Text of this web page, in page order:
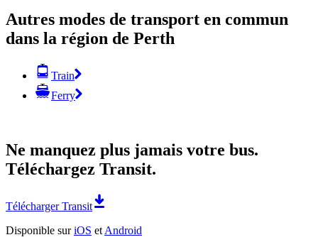
Autres modes de transport en commun
dans la région de Perth
Train
Ferry
Ne manquez plus jamais votre bus.
Téléchargez Transit.
Télécharger Transit
Disponible suriOS et Android